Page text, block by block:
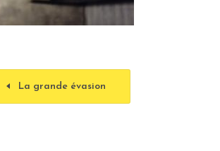
La grande évasion